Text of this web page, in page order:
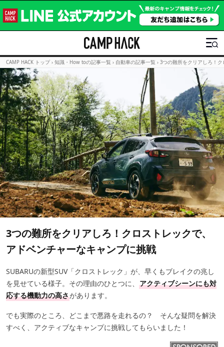
CAMP HACK トップ › 知識・How toの記事一覧 › 自動車の記事一覧 › 3つの難所をクリアしろ！
3つの難所をクリアしろ！クロストレックで、
アドベンチャーなキャンプに挑戦
SUBARUの新型SUV「クロストレック」が、早くもブレイクの兆し
を見せている様子。その理由のひとつに、 アクティブシーンにも対
応する機動力の高さがあります。
でも実際のところ、どこまで悪路を走れるの？ そんな疑問を解決
すべく、アクティブなキャンプに挑戦してもらいました！